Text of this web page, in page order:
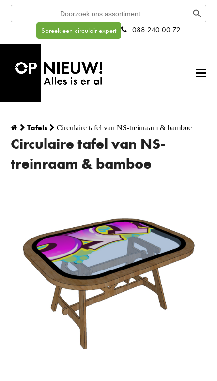
Search
Search Button
Spreek een circulair expert 088 240 00 72
Tafels Circulaire tafel van NS-treinraam & bamboe
Circulaire tafel van NS-
treinraam & bamboe